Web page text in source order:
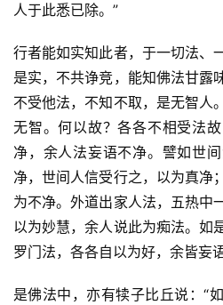
人于此悉已除。”
行者能如实知此者，于一切法、
是实，不共诤竞，能知佛法甘露
不受他法，不知不取，是无智人
无智。何以故？各各不相受法
净，余人法妄语不净。譬如世
净，世间人信受行之，以为真净
为不净。外道出家人法，五热中
以为妙慧，余人说此为痴法。如
罗门法，各各自以为好，余皆妄语
是佛法中，亦有犊子比丘说：“